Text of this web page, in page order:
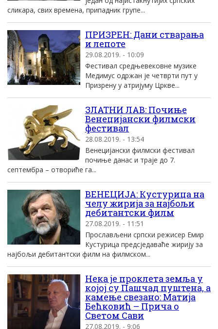
сликара, свих времена, припадник групе...
ПРИЗРЕН: Дани стварања
и лепоте
29.08.2019. - 10:09
Фестивал средњевековне музике
Медимус одржан је четврти пут у
Призрену у атријуму Цркве...
ЗЛАТНИ ЛАВ: Почиње
Венецијански филмски
фестивал
28.08.2019. - 13:54
Венецијански филмски фестивал
почиње данас и траје до 7.
септембра – отвориће га...
ВЕНЕЦИЈА: Кустурица на
челу жирија за најбољи
дебитантски филм
27.08.2019. - 11:51
Прослављени српски режисер Емир
Кустурица предсједаваће жирију за
најбољи дебитантски филм на филмском...
Нека је проклета земља у
којој су Пашчад пуштена, а
камење свезано: Матија
Бећковић – Прича о
Светом Сави
27.08.2019. - 9:06